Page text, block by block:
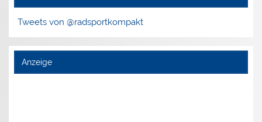
Tweets von @radsportkompakt
Anzeige